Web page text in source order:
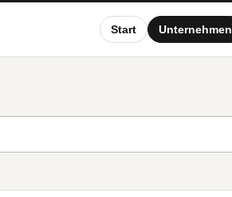
Start Unternehmen